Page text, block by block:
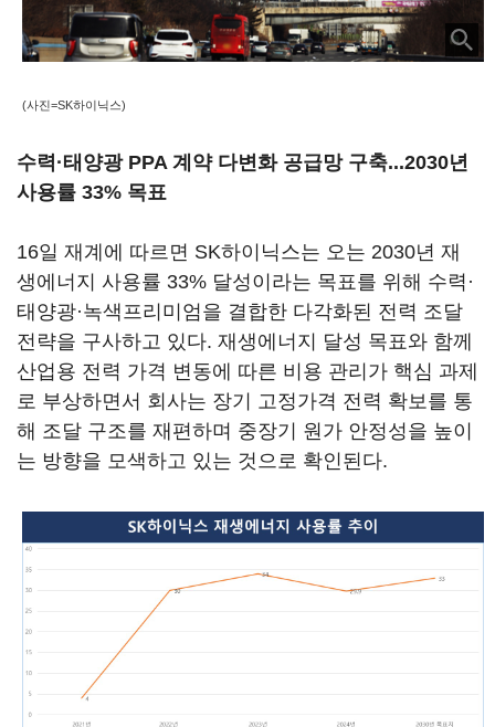
(사진=SK하이닉스)
수력·태양광 PPA 계약 다변화 공급망 구축...2030년
사용률 33% 목표
16일 재계에 따르면 SK하이닉스는 오는 2030년 재
생에너지 사용률 33% 달성이라는 목표를 위해 수력·
태양광·녹색프리미엄을 결합한 다각화된 전력 조달
전략을 구사하고 있다. 재생에너지 달성 목표와 함께
산업용 전력 가격 변동에 따른 비용 관리가 핵심 과제
로 부상하면서 회사는 장기 고정가격 전력 확보를 통
해 조달 구조를 재편하며 중장기 원가 안정성을 높이
는 방향을 모색하고 있는 것으로 확인된다.